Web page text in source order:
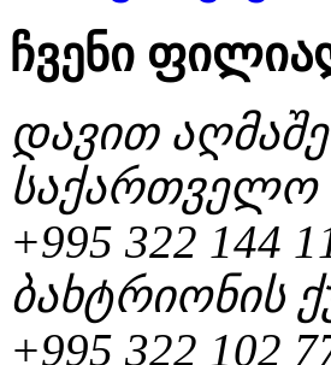
ჩვენი
დავით
საქართველო
+995 322 144
ბახტრიონის
+995 322 102